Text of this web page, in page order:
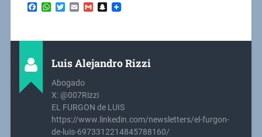
Facebook
WhatsApp
Twitter
EmailGmailSnapchat
Luis Alejandro Rizzi
Abogado
X: @007Rizzi
EL FURGON de LUIS
https://www.linkedin.com/newsletters/el-furgon-
de-luis-6973312214845788160/